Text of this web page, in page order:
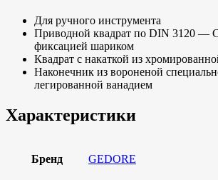
Для ручного инструмента
Приводной квадрат по DIN 3120 —
фиксацией шариком
Квадрат с накаткой из
Наконечник из вороненой
легированной ванадием
Характеристики
Бренд GEDORE